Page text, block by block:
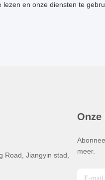
en onze diensten te
Road, Jiangyin stad,
meer.